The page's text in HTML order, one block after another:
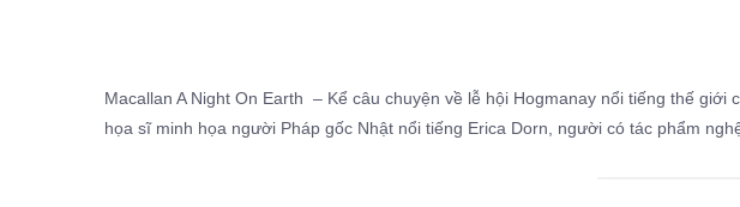
Macallan A Night On Earth – Kể câu chuyện về lễ hội Hogmanay nổi tiếng thế
họa sĩ minh họa người Pháp gốc Nhật nổi tiếng Erica Dorn, người có tác phẩm